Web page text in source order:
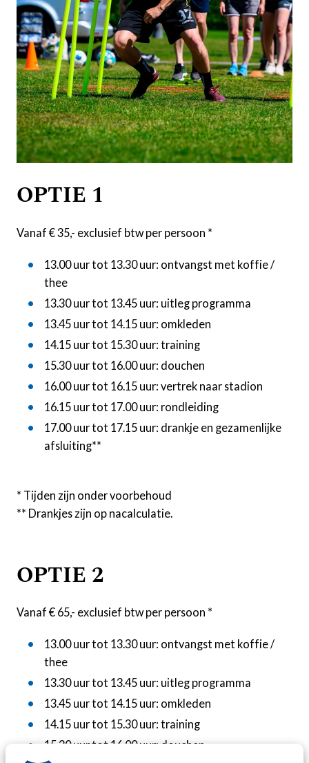
OPTIE 1
Vanaf € 35,- exclusief btw per persoon *
13.00 uur tot 13.30 uur: ontvangst met koffie /
thee
13.30 uur tot 13.45 uur: uitleg programma
13.45 uur tot 14.15 uur: omkleden
14.15 uur tot 15.30 uur: training
15.30 uur tot 16.00 uur: douchen
16.00 uur tot 16.15 uur: vertrek naar stadion
16.15 uur tot 17.00 uur: rondleiding
17.00 uur tot 17.15 uur: drankje en gezamenlijke
afsluiting**
* Tijden zijn onder voorbehoud
** Drankjes zijn op nacalculatie.
OPTIE 2
Vanaf € 65,- exclusief btw per persoon *
13.00 uur tot 13.30 uur: ontvangst met koffie /
thee
13.30 uur tot 13.45 uur: uitleg programma
13.45 uur tot 14.15 uur: omkleden
14.15 uur tot 15.30 uur: training
15.30 uur tot 16.00 uur: douchen